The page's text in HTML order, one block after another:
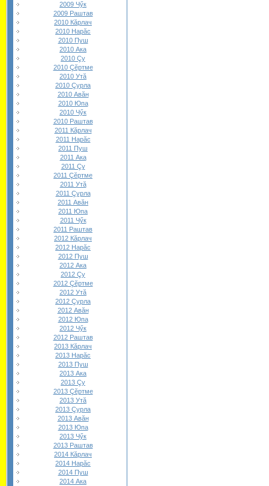
2009 Чӳк
2009 Раштав
2010 Кăрлач
2010 Нарăс
2010 Пуш
2010 Ака
2010 Çу
2010 Çĕртме
2010 Утă
2010 Çурла
2010 Авăн
2010 Юпа
2010 Чӳк
2010 Раштав
2011 Кăрлач
2011 Нарăс
2011 Пуш
2011 Ака
2011 Çу
2011 Çĕртме
2011 Утă
2011 Çурла
2011 Авăн
2011 Юпа
2011 Чӳк
2011 Раштав
2012 Кăрлач
2012 Нарăс
2012 Пуш
2012 Ака
2012 Çу
2012 Çĕртме
2012 Утă
2012 Çурла
2012 Авăн
2012 Юпа
2012 Чӳк
2012 Раштав
2013 Кăрлач
2013 Нарăс
2013 Пуш
2013 Ака
2013 Çу
2013 Çĕртме
2013 Утă
2013 Çурла
2013 Авăн
2013 Юпа
2013 Чӳк
2013 Раштав
2014 Кăрлач
2014 Нарăс
2014 Пуш
2014 Ака